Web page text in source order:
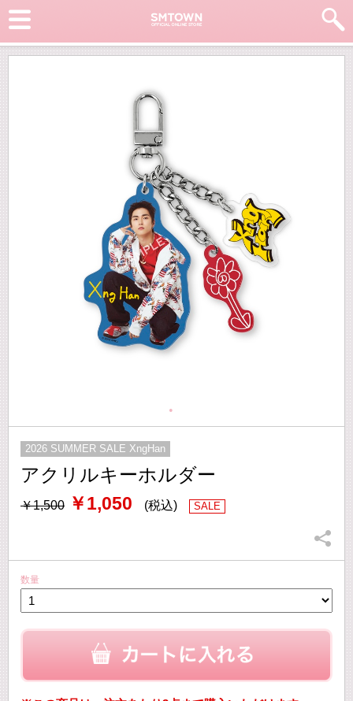
アクリルキーホルダー
￥1,500 ￥1,050 (税込) SALE
2026 SUMMER SALE XngHan
数量